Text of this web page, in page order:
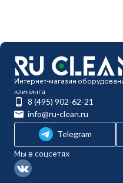
Интернет-магазин
клининга
8 (495) 902-62-21
info@ru-clean.ru
Telegram
Мы в соцсетях